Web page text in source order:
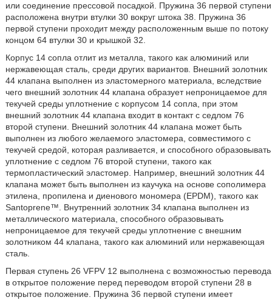
или соединение прессовой посадкой. Пружина 36 первой ступени
расположена внутри втулки 30 вокруг штока 38. Пружина 36
первой ступени проходит между расположенным выше по потоку
концом 64 втулки 30 и крышкой 32.
Корпус 14 сопла отлит из металла, такого как алюминий или
нержавеющая сталь, среди других вариантов. Внешний золотник
44 клапана выполнен из эластомерного материала, вследствие
чего внешний золотник 44 клапана образует непроницаемое для
текучей среды уплотнение с корпусом 14 сопла, при этом
внешний золотник 44 клапана входит в контакт с седлом 76
второй ступени. Внешний золотник 44 клапана может быть
выполнен из любого желаемого эластомера, совместимого с
текучей средой, которая разливается, и способного образовывать
уплотнение с седлом 76 второй ступени, такого как
термопластический эластомер. Например, внешний золотник 44
клапана может быть выполнен из каучука на основе сополимера
этилена, пропилена и диенового мономера (EPDM), такого как
Santoprene™. Внутренний золотник 34 клапана выполнен из
металлического материала, способного образовывать
непроницаемое для текучей среды уплотнение с внешним
золотником 44 клапана, такого как алюминий или нержавеющая
сталь.
Первая ступень 26 VFPV 12 выполнена с возможностью перевода
в открытое положение перед переводом второй ступени 28 в
открытое положение. Пружина 36 первой ступени имеет